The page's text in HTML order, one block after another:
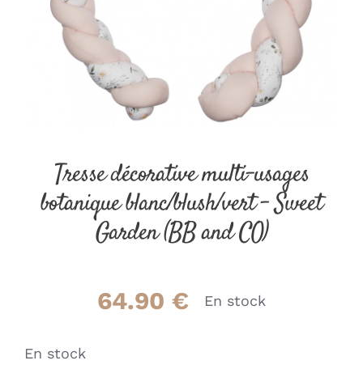
Tresse décorative multi-usages
botanique blanc/blush/vert – Sweet
Garden (BB and CO)
64.90€ En stock
En stock